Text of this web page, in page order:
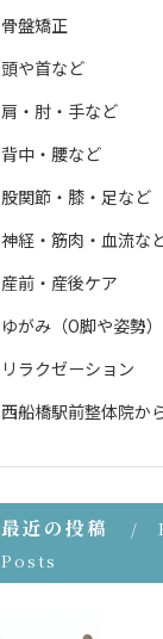
骨盤矯正
頭や首など
肩・肘・手など
背中・腰など
股関節・膝・足など
神経・筋肉・血流など全
産前・産後ケア
ゆがみ（O脚や姿勢）
リラクゼーション
西船橋駅前整体院か
最近の投稿
Posts